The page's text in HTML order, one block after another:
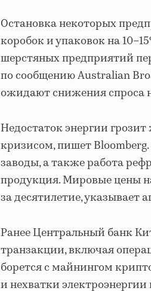
Остановка некоторых
коробок и упаковок на
шерстяных предприятий
по сообщению Australian
ожидают снижения спроса
Недостаток энергии
кризисом, пишет
заводы, а также работа
продукция. Мировые цены
за десятилетие, указывает
Ранее Центральный банк
транзакции, включая
борется с майнингом
и нехватки электроэнергии